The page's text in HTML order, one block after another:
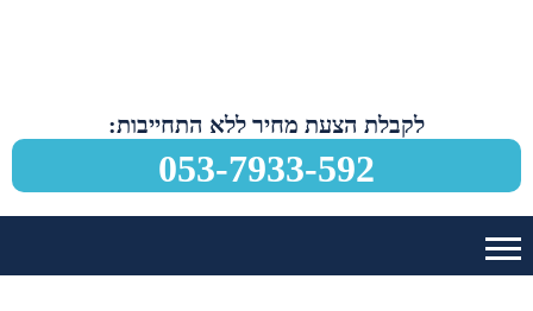
לקבלת הצעת מחיר ללא התחייבות:
053-7933-592